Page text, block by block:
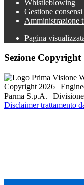
Whistleblowing
Gestione
Amministrazione
Pagina
Sezione Copyright
Copyright 2026 |
Parma S.p.A. |
Disclaimer trattamento